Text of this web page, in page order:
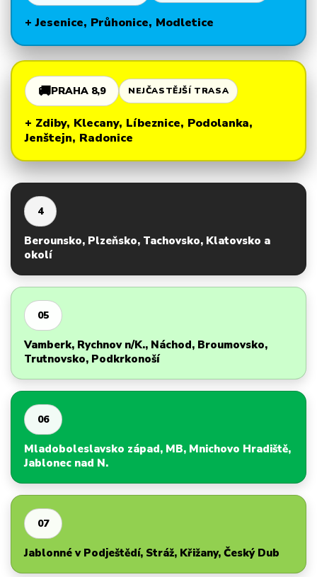
+ Jesenice, Průhonice, Modletice
🚚PRAHA 8,9 NEJČASTĚJŠÍ TRASA
+ Zdiby, Klecany, Líbeznice, Podolanka,
Jenštejn, Radonice
4
Berounsko, Plzeňsko, Tachovsko, Klatovsko a
okolí
05
Vamberk, Rychnov n/K., Náchod, Broumovsko,
Trutnovsko, Podkrkonoší
06
Mladoboleslavsko západ, MB, Mnichovo Hradiště,
Jablonec nad N.
07
Jablonné v Podještědí, Stráž, Křižany, Český Dub